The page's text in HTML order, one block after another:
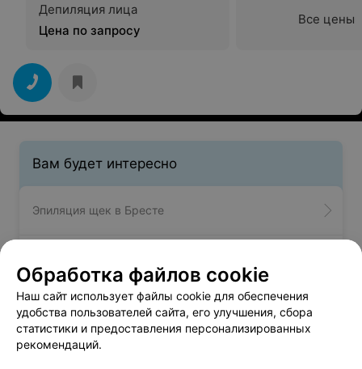
Депиляция лица
Цена по запросу
Все цены
Вам будет интересно
Эпиляция щек в Бресте
Шугаринг рук в Бресте
Обработка файлов cookie
Наш сайт использует файлы cookie для обеспечения
удобства пользователей сайта, его улучшения, сбора
статистики и предоставления персонализированных
рекомендаций.